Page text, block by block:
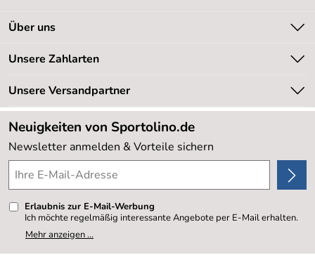
Kontakt
Newsletter
Retourenabwicklung
Lieferbedingungen
Kundenlogin
Über uns
Unsere Bestseller
Neu
Sale %
Kundenbewertungen (20.177)
4,8/5*****
Unsere Zahlarten
Unsere Versandpartner
Neuigkeiten von Sportolino.de
Newsletter anmelden & Vorteile sichern
Erlaubnis zur E-Mail-Werbung
Ich möchte regelmäßig interessante Angebote per E-Mail erhalten.
Meine E-Mail-Adresse wird nicht an andere Unternehmen
weitergegeben. Zu statistischen Zwecken wird in anonymer Form
Mehr anzeigen ...